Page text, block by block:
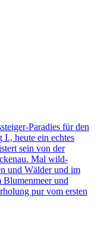
Paradies für den
heute ein echtes
sein von der
Mal wild-
und Wälder und im
Blumenmeer und
pur vom ersten